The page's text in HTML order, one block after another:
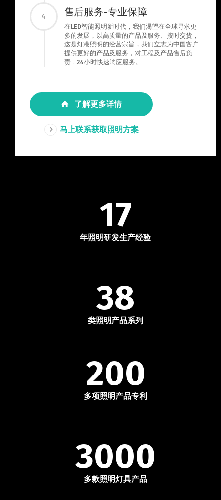
4 售后服务-专业保障
在LED智能照明新时代，我们渴望在全球寻求更
多的发展，以高质量的产品及服务、按时交货，
这是灯港照明的经营宗旨，我们立志为中国客户
提供更好的产品及服务，对工程及产品售后负
责，24小时快速响应服务。
了解更多详情
马上联系获取照明方案
17
年照明研发生产经验
38
类照明产品系列
200
多项照明产品专利
3000
多款照明灯具产品